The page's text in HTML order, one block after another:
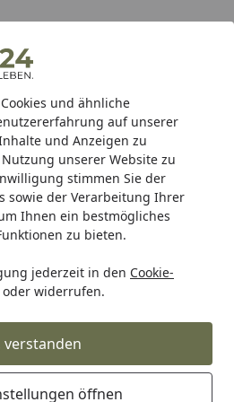
und ähnliche
auf unserer
und Anzeigen zu
unserer Website zu
stimmen Sie der
sowie der Verarbeitung Ihrer
Ihnen ein bestmögliches
zu bieten.
jederzeit in den Cookie-
oder widerrufen.
verstanden
öffnen
Hotline
Sandfilteranlage & Pool-
bis 468,99€)
Baustoffe Abdichtungen & Silikon
Latex